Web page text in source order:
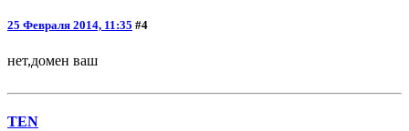
25 Февраля 2014, 11:35 #4
нет,домен ваш
TEN